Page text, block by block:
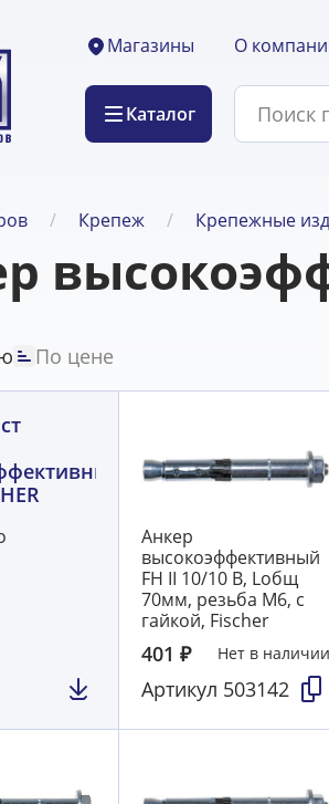
Магазины
Каталог
О
Крепеж Крепежные
По цене
Анкер
высокоэффективный
FH II 10/10 В, Lобщ
70мм, резьба M6, с
гайкой, Fischer
401₽ Нет в наличии
Артикул 503142